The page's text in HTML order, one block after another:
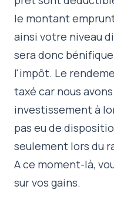
le montant
ainsi votre niveau
sera donc
l'impôt. Le
taxé car nous
investissement à
pas eu de
seulement lors du
A ce moment-là,
sur vos gains.